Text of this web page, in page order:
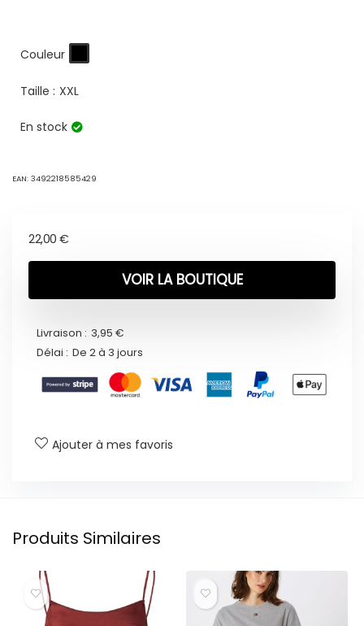
Couleur
Taille : XXL
En stock
EAN: 3492218585429
22,00 €
VOIR LA BOUTIQUE
Livraison : 3,95 €
Délai : De 2 à 3 jours
Ajouter à mes favoris
Produits Similaires